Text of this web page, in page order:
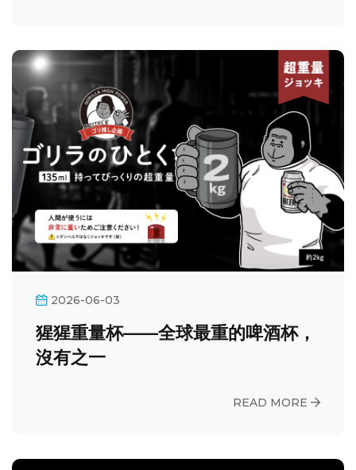
2026-06-03
猩猩重量杯——全球最重的啤酒杯，
沒有之一
READ MORE